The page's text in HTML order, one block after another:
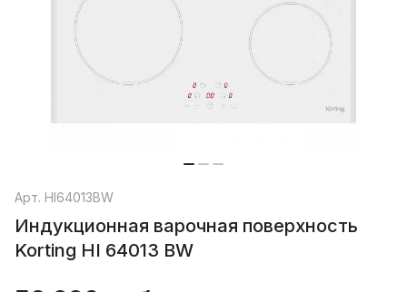
Арт. HI64013BW
Индукционная варочная поверхность
Korting HI 64013 BW